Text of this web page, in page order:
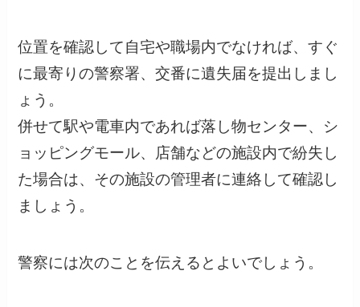
位置を確認して自宅や職場内でなければ、すぐ
に最寄りの警察署、交番に遺失届を提出しまし
ょう。
併せて駅や電車内であれば落し物センター、シ
ョッピングモール、店舗などの施設内で紛失し
た場合は、その施設の管理者に連絡して確認し
ましょう。
警察には次のことを伝えるとよいでしょう。